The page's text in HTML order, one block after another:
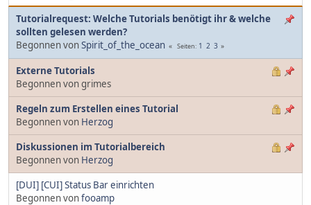
Tutorialrequest: Welche Tutorials benötigt ihr & welche
sollten gelesen werden?
Begonnen vonSpirit_of_the_ocean Seiten 1 2 3
Externe Tutorials
Begonnen von grimes
Regeln zum Erstellen eines Tutorial
Begonnen von Herzog
Diskussionen im Tutorialbereich
Begonnen von Herzog
[DUI] [CUI] Status Bar einrichten
Begonnen vonfooamp